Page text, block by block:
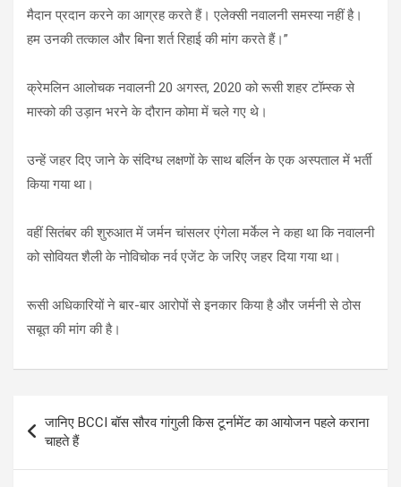
मैदान प्रदान करने का आग्रह करते हैं। एलेक्सी नवालनी समस्या नहीं है।
हम उनकी तत्काल और बिना शर्त रिहाई की मांग करते हैं।”
क्रेमलिन आलोचक नवालनी 20 अगस्त, 2020 को रूसी शहर टॉम्स्क से
मास्को की उड़ान भरने के दौरान कोमा में चले गए थे।
उन्हें जहर दिए जाने के संदिग्ध लक्षणों के साथ बर्लिन के एक अस्पताल में भर्ती
किया गया था।
वहीं सितंबर की शुरुआत में जर्मन चांसलर एंगेला मर्केल ने कहा था कि नवालनी
को सोवियत शैली के नोविचोक नर्व एजेंट के जरिए जहर दिया गया था।
रूसी अधिकारियों ने बार-बार आरोपों से इनकार किया है और जर्मनी से ठोस
सबूत की मांग की है।
navigation
जानिए BCCI बॉस सौरव गांगुली किस टूर्नामेंट का आयोजन पहले कराना
चाहते हैं